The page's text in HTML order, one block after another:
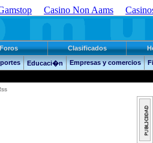
Casino Non Aams
Clasificados
Educaci�n Empresas y comercios